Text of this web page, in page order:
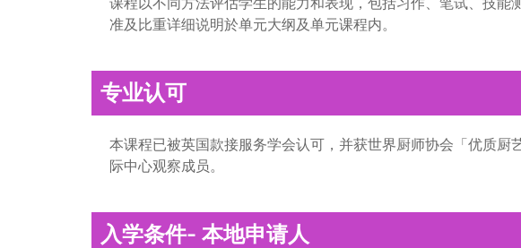
准及比重详细说明於单元大纲及单元课程内。
专业认可
本课程已被英国款接服务学会认可，并获世界厨师协会「优质
际中心观察成员。
入学条件- 本地申请人